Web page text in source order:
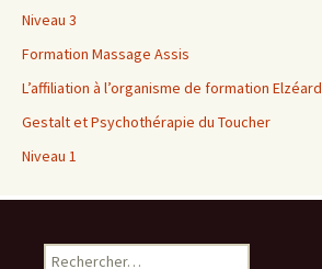
Niveau 3
Formation Massage Assis
L’affiliation à l’organisme de formation Elzéard
Gestalt et Psychothérapie du Toucher
Niveau 1
Rechercher :